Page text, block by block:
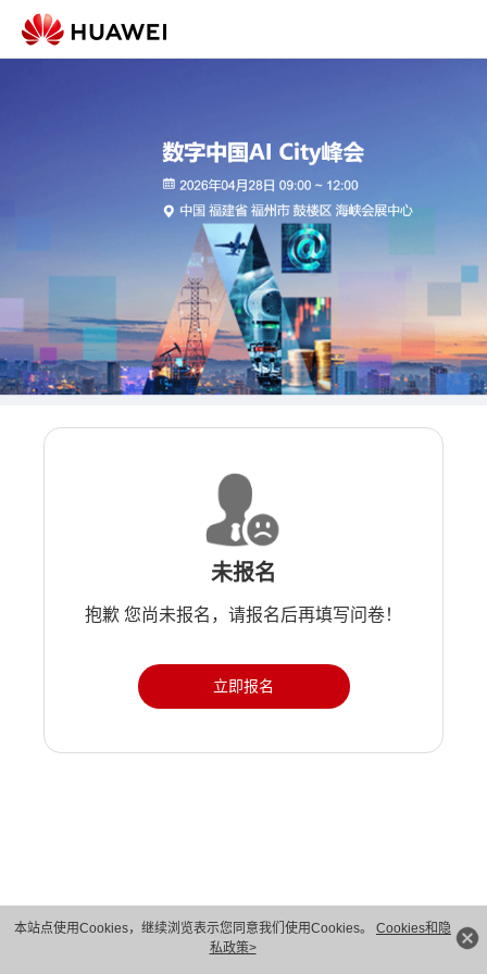
本站点使用Cookies，继续浏览表示您同意我们使用Cookies。 Cookies和隐
私政策>
未报名
抱歉 您尚未报名，请报名后再填写问卷！
立即报名
版权所有 © 华为技术有限公司 1998-2026。 保留一切权利。粤A2-20044005号
隐私保护
法律声明